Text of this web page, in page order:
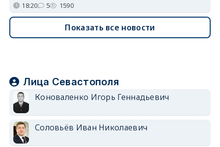
18:20 5 1590
Показать все новости
Лица Севастополя
Коноваленко Игорь Геннадьевич
Соловьёв Иван Николаевич